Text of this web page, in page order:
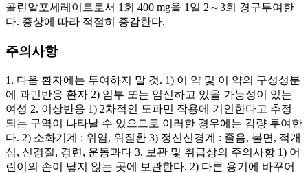
콜린알포세레이트로서 1회 400 mg을 1일 2～3회 경구투여한
다. 증상에 따라 적절히 증감한다.
주의사항
1. 다음 환자에는 투여하지 말 것. 1) 이 약 및 이 약의 구성성분
에 과민반응 환자 2) 임부 또는 임신하고 있을 가능성이 있는
여성 2. 이상반응 1) 2차적인 도파민 작용에 기인한다고 추정
되는 구역이 나타날 수 있으므로 이러한 경우에는 감량 투여한
다. 2) 소화기계 : 위염, 위질환 3) 정신신경계 : 졸음, 불면, 적개
심, 신경질, 경련, 운동과다 3. 보관 및 취급상의 주의사항 1) 어
린이의 손이 닿지 않는 곳에 보관한다. 2) 다른 용기에 바꾸어